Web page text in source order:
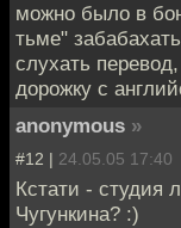
можно было в
тьме"
слухать
дорожку с
anonymous »
#12 | 24.05.05 17:40
Кстати - студия
Чугункина? :)